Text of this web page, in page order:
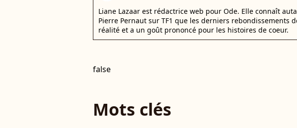
Liane Lazaar est rédactrice web pour Ode. Elle connaît
Pierre Pernaut sur TF1 que les derniers rebondissements
réalité et a un goût prononcé pour les histoires de coeur.
false
Mots clés